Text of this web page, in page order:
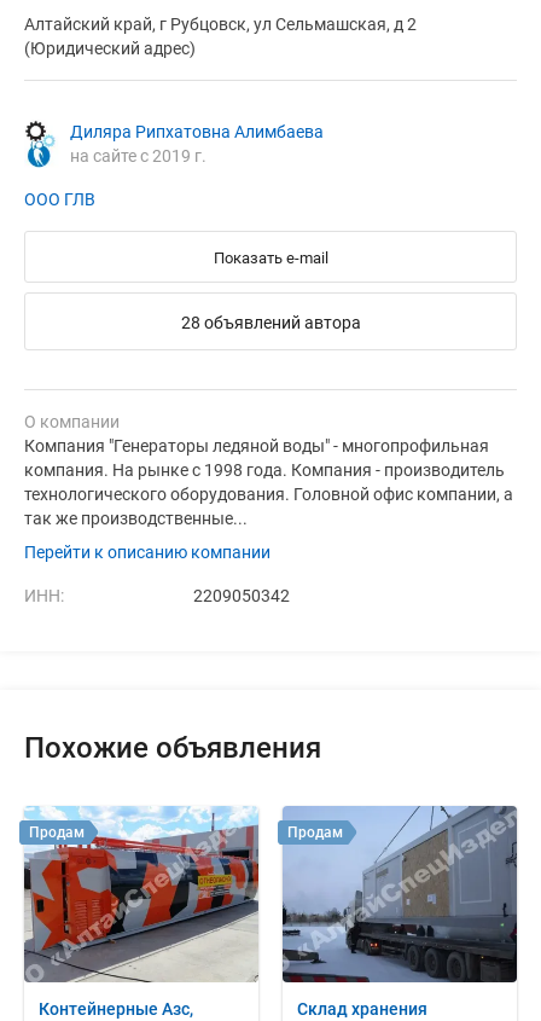
Алтайский край, г Рубцовск, ул Сельмашская, д 2
(Юридический адрес)
Диляра Рипхатовна Алимбаева
на сайте с 2019 г.
ООО ГЛВ
Показать e-mail
28 объявлений автора
О компании
Компания "Генераторы ледяной воды" - многопрофильная
компания. На рынке с 1998 года. Компания - производитель
технологического оборудования. Головной офис компании, а
так же производственные...
Перейти к описанию компании
ИНН: 2209050342
Похожие объявления
Контейнерные Азс,
Продам
Склад хранения
Продам